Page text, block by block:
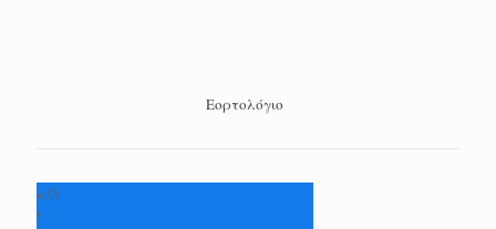
Εορτολόγιο
+35
°